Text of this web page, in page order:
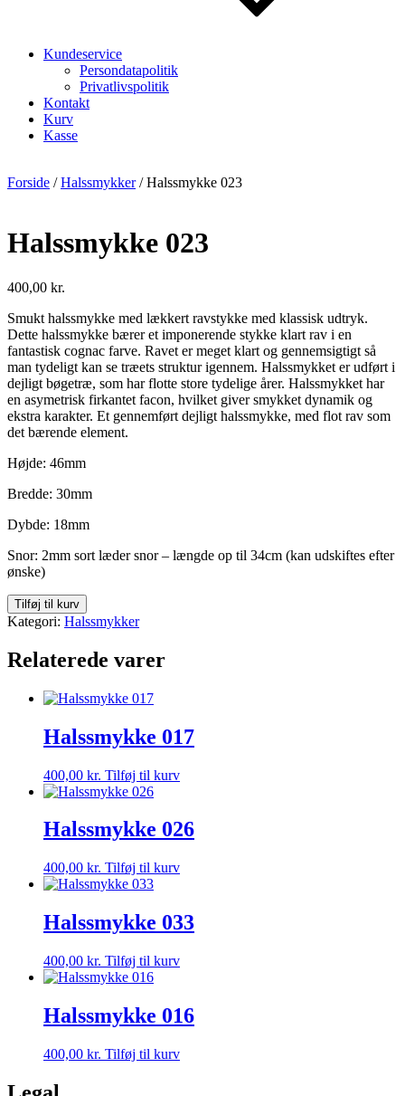
Kundeservice
Persondatapolitik
Privatlivspolitik
Kontakt
Kurv
Kasse
Forside /Halssmykker/ Halssmykke 023
Halssmykke 023
400,00 kr.
Smukt halssmykke med lækkert ravstykke med klassisk udtryk.
Dette halssmykke bærer et imponerende stykke klart rav i en
fantastisk cognac farve. Ravet er meget klart og gennemsigtigt så
man tydeligt kan se træets struktur igennem. Halssmykket er udført i
dejligt bøgetræ, som har flotte store tydelige årer. Halssmykket har
en asymetrisk firkantet facon, hvilket giver smykket dynamik og
ekstra karakter. Et gennemført dejligt halssmykke, med flot rav som
det bærende element.
Højde: 46mm
Bredde: 30mm
Dybde: 18mm
Snor: 2mm sort læder snor – længde op til 34cm (kan udskiftes efter
ønske)
Halssmykke
023
Tilføj til kurv
Kategori: Halssmykker
Relaterede varer
Halssmykke 017
400,00 kr. Tilføj til kurv
Halssmykke 026
400,00 kr. Tilføj til kurv
Halssmykke 033
400,00 kr. Tilføj til kurv
Halssmykke 016
400,00 kr. Tilføj til kurv